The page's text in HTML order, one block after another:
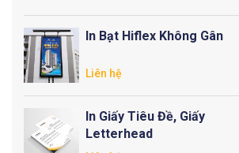
In Bạt Hiflex Không Gân
Liên hệ
In Giấy Tiêu Đề, Giấy
Letterhead